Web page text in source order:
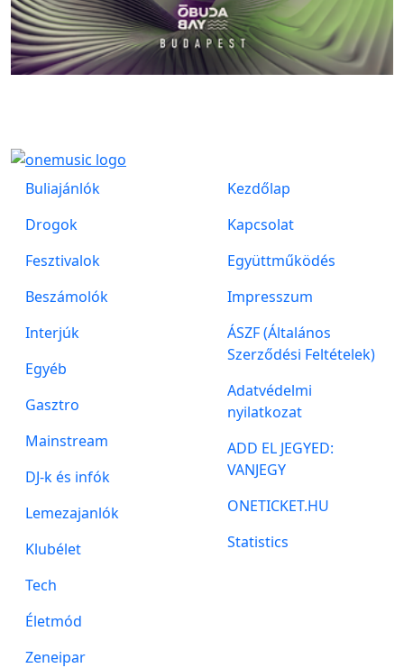
Buliajánlók
Drogok
Fesztivalok
Beszámolók
Interjúk
Egyéb
Gasztro
Mainstream
DJ-k és infók
Lemezajanlók
Klubélet
Tech
Életmód
Zeneipar
Kezdőlap
Kapcsolat
Együttműködés
Impresszum
ÁSZF (Általános
Szerződési Feltételek)
Adatvédelmi
nyilatkozat
ADD EL JEGYED:
VANJEGY
ONETICKET.HU
Statistics